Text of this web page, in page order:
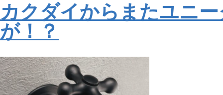
カクダイからまたユニ
が！？